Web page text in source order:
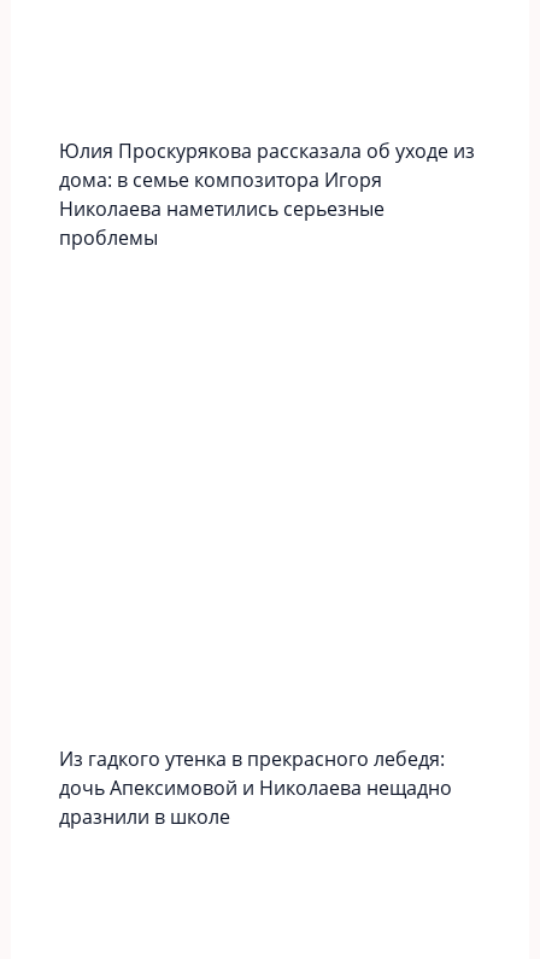
Юлия Проскурякова рассказала об уходе из
дома: в семье композитора Игоря
Николаева наметились серьезные
проблемы
Из гадкого утенка в прекрасного лебедя:
дочь Апексимовой и Николаева нещадно
дразнили в школе